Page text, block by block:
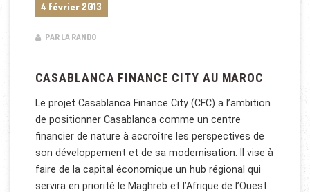
4 février 2013
PAR LA RANDO
CASABLANCA FINANCE CITY AU MAROC
Le projet Casablanca Finance City (CFC) a l’ambition
de positionner Casablanca comme un centre
financier de nature à accroître les perspectives de
son développement et de sa modernisation. Il vise à
faire de la capital économique un hub régional qui
servira en priorité le Maghreb et l’Afrique de l’Ouest.